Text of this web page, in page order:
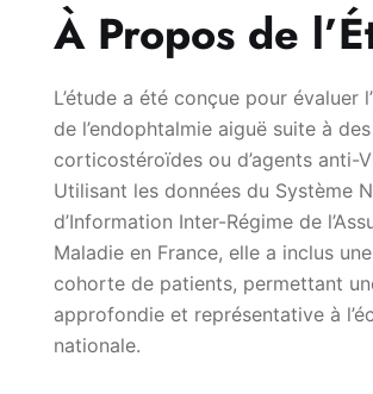
À Propos de
L’étude a été conçue pour évaluer
de l’endophtalmie aiguë suite à
corticostéroïdes ou d’agents anti-
Utilisant les données du Système
d’Information Inter-Régime de
Maladie en France, elle a inclus
cohorte de patients, permettant
approfondie et représentative à
nationale.